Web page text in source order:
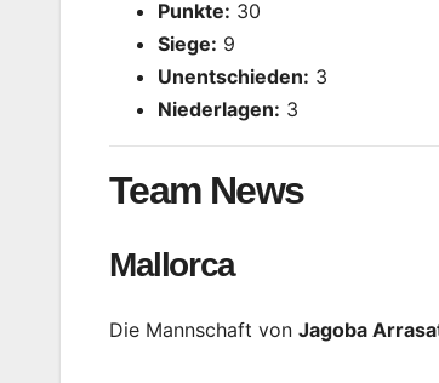
Punkte: 30
Siege: 9
Unentschieden: 3
Niederlagen: 3
Team News
Mallorca
Die Mannschaft von Jagoba